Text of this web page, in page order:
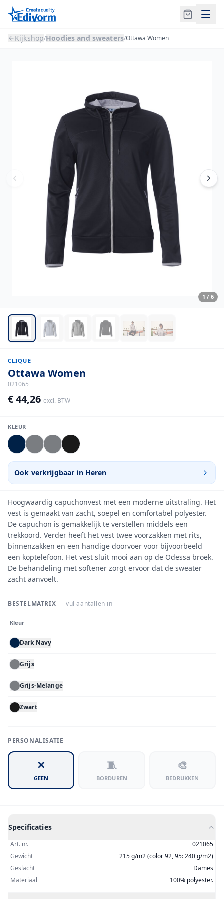
Kijkshop/Hoodies and sweaters/Ottawa Women
1 / 6
CLIQUE
Ottawa Women
021065
€ 44,26 excl. BTW
KLEUR
Ook verkrijgbaar in Heren
Hoogwaardig capuchonvest met een moderne uitstraling. Het
vest is gemaakt van zacht, soepel en comfortabel polyester.
De capuchon is gemakkelijk te verstellen middels een
trekkoord. Verder heeft het vest twee voorzakken met rits,
binnenzakken en een handige doorvoer voor bijvoorbeeld
een koptelefoon. Het vest sluit mooi aan op de Odessa broek.
De behandeling met softener zorgt ervoor dat de sweater
zacht aanvoelt.
BESTELMATRIX — vul aantallen in
Kleur
Dark Navy
Grijs
Grijs-Melange
Zwart
PERSONALISATIE
✕
GEEN
🧵
BORDUREN
🎨
BEDRUKKEN
Specificaties
Art. nr.
021065
Gewicht
215 g/m2 (color 92, 95: 240 g/m2)
Geslacht
Dames
Materiaal
100% polyester.